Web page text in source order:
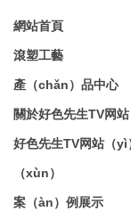
網站首頁
滾塑工藝
產（chǎn）品中心
關於好色先生TV网站
好色先生TV网站（yì
（xùn）
案（àn）例展示